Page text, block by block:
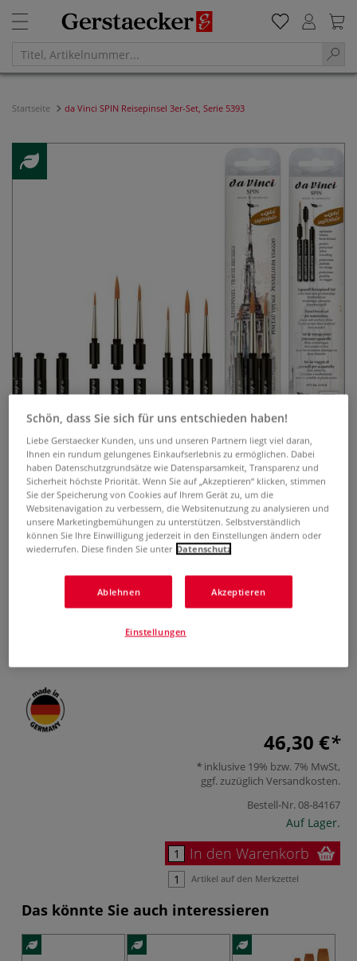
Startseite da Vinci SPIN Reisepinsel 3er-Set, Serie 5393
da Vinci SPIN Reisepinsel 3er-Set,
Serie 5393
0 Bewertungen
Das da Vinci SPIN Reisepinsel 3er-Set (Serie 5393) mit
feinen, veganen Synthetikfasern ist ideal für Aquarell und
passen perfekt in Aquarellkästen und bieten höchsten
46,30 €
inklusive 19% bzw. 7% MwSt,
ggf. zuzüglich Versandkosten.
Bestell-Nr.08-84167
Auf Lager.
In den Warenkorb
Artikel auf den Merkzettel
Das könnte Sie auch interessieren
Schön, dass Sie sich für uns entschieden haben!
Liebe Gerstaecker Kunden, uns und unseren Partnern liegt viel daran,
Ihnen ein rundum gelungenes Einkaufserlebnis zu ermöglichen. Dabei
haben Datenschutzgrundsätze wie Datensparsamkeit, Transparenz und
Sicherheit höchste Priorität. Wenn Sie auf „Akzeptieren“ klicken, stimmen
Sie der Speicherung von Cookies auf Ihrem Gerät zu, um die
Websitenavigation zu verbessern, die Websitenutzung zu analysieren und
unsere Marketingbemühungen zu unterstützen. Selbstverständlich
können Sie Ihre Einwilligung jederzeit in den Einstellungen ändern oder
wiederrufen. Diese finden Sie unter Datenschutz
Ablehnen Akzeptieren
Einstellungen